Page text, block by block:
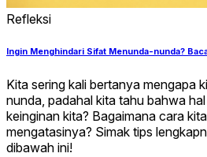
Refleksi
Ingin Menghindari Sifat Menunda-nunda?
Kita sering kali bertanya mengapa
nunda, padahal kita tahu bahwa
keinginan kita? Bagaimana cara
mengatasinya? Simak tips
dibawah ini!